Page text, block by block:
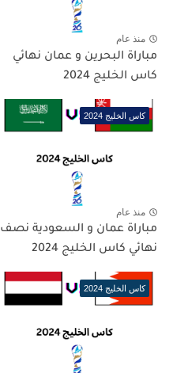
منذ عام
مباراة البحرين و عمان نهائي
كاس الخليج 2024
كاس الخليج 2024
منذ عام
مباراة عمان و السعودية نصف
نهائي كاس الخليج 2024
كاس الخليج 2024